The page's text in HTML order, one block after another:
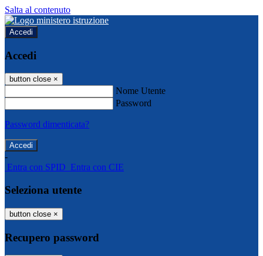
Salta al contenuto
Accedi
Accedi
button close ×
Nome Utente
Password
Password dimenticata?
-
Entra con SPID Entra con CIE
Seleziona utente
button close ×
Recupero password